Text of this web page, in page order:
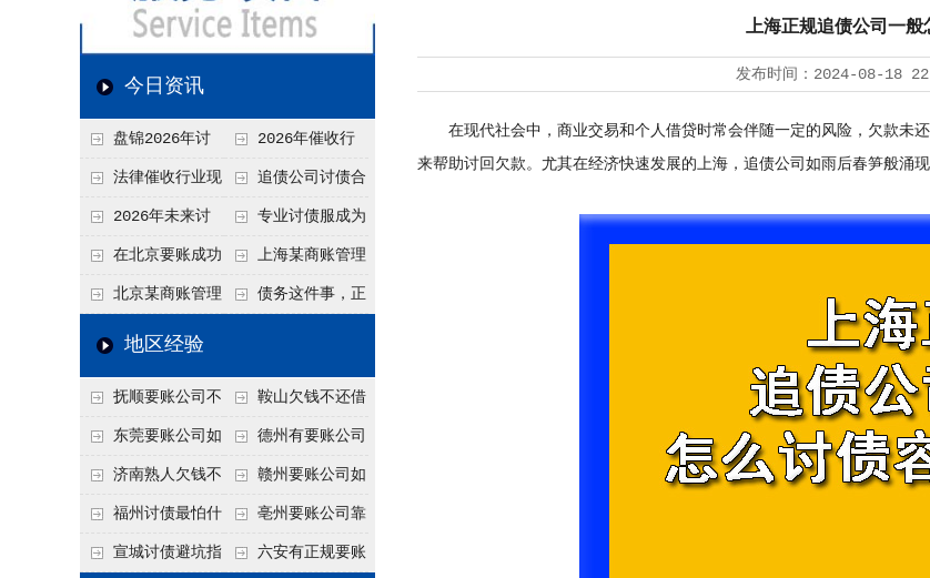
今日资讯
盘锦2026年讨
债新趋势
2026年催收行
业发展现状、竞争格
局及未来趋势分析
法律催收行业现
状、合规痛点与未来
发展趋势深度解析
追债公司讨债合
法方法总结
2026年未来讨
债要账公司发展趋势
专业讨债服成为
2026年的发展趋势
在北京要账成功
率高吗？未来追账公
司发展趋势引发行业
上海某商账管理
机构聚焦合规服务
北京某商账管理
服务机构持续提升合
力企业化解应收账款
难题
债务这件事，正
地区经验
抚顺要账公司不
敢透漏的追回方法是
什么？
鞍山欠钱不还借
口太多？2026年这3
句反问话术，直接把
他后路堵死
东莞要账公司如
何有效要账讨债？20
26年合法追债经验总
结！
德州有要账公司
吗？如何合法讨债才
不沾风险？
济南熟人欠钱不
还？
赣州要账公司如
何有效讨债？合法追
债四步秘籍
福州讨债最怕什
么？2026年这两个关
亳州要账公司靠
谱吗？合法讨债四步
宣城讨债避坑指 六安有正规要账
上海正规追债公司一般
发布时间： 2024-08-18
在现代社会中，商业交易和个人借贷时常会伴随一定的风险，欠款未
来帮助讨回欠款。尤其在经济快速发展的上海，追债公司如雨后春笋般涌